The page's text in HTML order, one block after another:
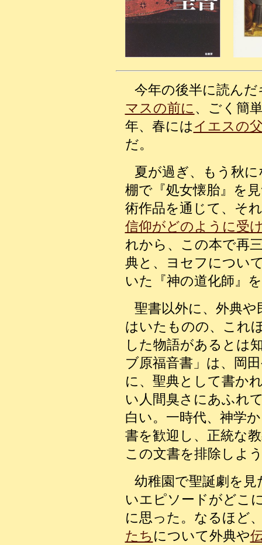
今年の後半に読ん
マスの前に 、ごく簡
年、春にはイエスの
だ。
夏が過ぎ、もう秋
棚で『処女懐胎』を
術作品を通じて、そ
信仰がどのように受
れから、この本で再
典と、ヨセフについ
いた『神の道化師』
聖書以外に、外典
はいたものの、これ
した物語があるとは
ブ原福音書」は、岡
に、聖典として書か
い人間臭さにあふれ
白い。一時代、神学
書を歓迎し、正統な
この文書を排除しよ
幼稚園で聖誕劇を
いエピソードがどこ
に思った。なるほど
たち について外典や